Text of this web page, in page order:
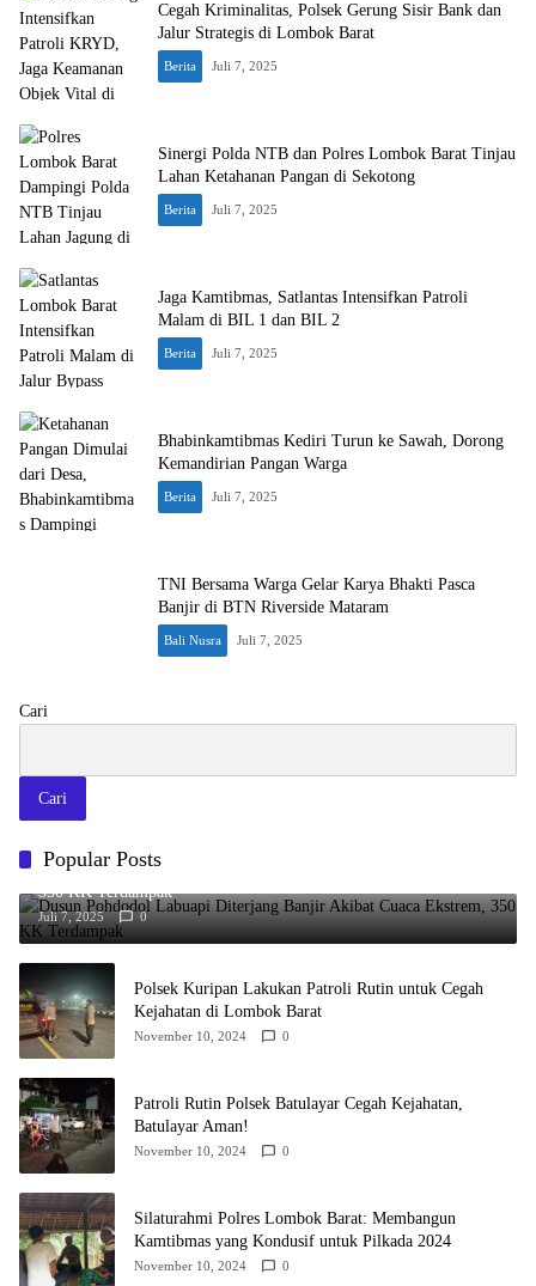
Cegah Kriminalitas, Polsek Gerung Sisir Bank dan
Jalur Strategis di Lombok Barat
Berita Juli 7, 2025
Sinergi Polda NTB dan Polres Lombok Barat Tinjau
Lahan Ketahanan Pangan di Sekotong
Berita Juli 7, 2025
Jaga Kamtibmas, Satlantas Intensifkan Patroli
Malam di BIL 1 dan BIL 2
Berita Juli 7, 2025
Bhabinkamtibmas Kediri Turun ke Sawah, Dorong
Kemandirian Pangan Warga
Berita Juli 7, 2025
TNI Bersama Warga Gelar Karya Bhakti Pasca
Banjir di BTN Riverside Mataram
Bali Nusra Juli 7, 2025
Cari
Cari
Popular Posts
Dusun Pohdodol Labuapi Diterjang Banjir Akibat Cuaca Ekstrem,
350 KK Terdampak
Juli 7, 2025 0
Polsek Kuripan Lakukan Patroli Rutin untuk Cegah
Kejahatan di Lombok Barat
November 10, 2024 0
Patroli Rutin Polsek Batulayar Cegah Kejahatan,
Batulayar Aman!
November 10, 2024 0
Silaturahmi Polres Lombok Barat: Membangun
Kamtibmas yang Kondusif untuk Pilkada 2024
November 10, 2024 0